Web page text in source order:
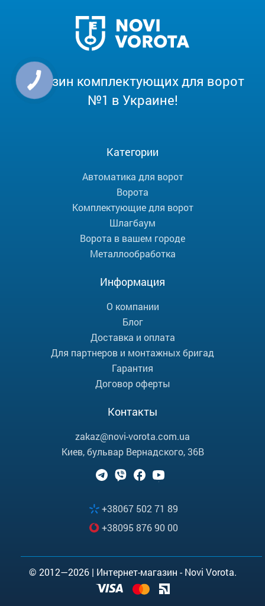
Магазин комплектующих для ворот
№1 в Украине!
Категории
Автоматика для ворот
Ворота
Комплектующие для ворот
Шлагбаум
Ворота в вашем городе
Металлообработка
Информация
О компании
Блог
Доставка и оплата
Для партнеров и монтажных бригад
Гарантия
Договор оферты
Контакты
zakaz@novi-vorota.com.ua
Киев, бульвар Вернадского, 36В
+38067 502 71 89
+38095 876 90 00
© 2012—2026 | Интернет-магазин - Novi Vorota.